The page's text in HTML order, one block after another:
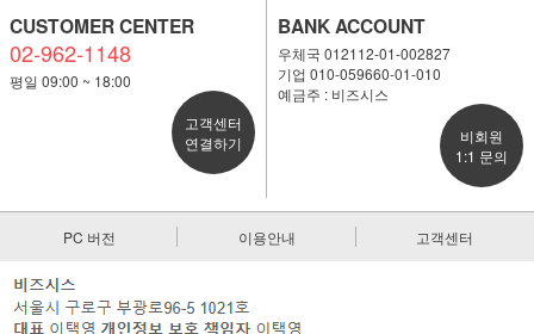
CUSTOMER CENTER
02-962-1148
평일 09:00 ~ 18:00
고객센터
연결하기
BANK ACCOUNT
우체국 012112-01-002827
기업 010-059660-01-010
예금주 : 비즈시스
비회원
1:1 문의
PC 버전 이용안내 고객센터